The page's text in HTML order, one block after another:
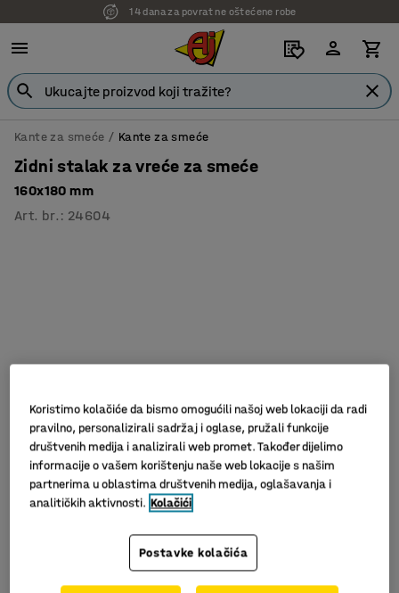
14 dana za povrat ne oštećene robe
7 godina garancije
Kante za smeće Kante za smeće
Zidni stalak za vreće za smeće
160x180 mm
Art. br. : 24604
Koristimo kolačiće da bismo omogućili našoj web lokaciji da radi
pravilno, personalizirali sadržaj i oglase, pružali funkcije
društvenih medija i analizirali web promet. Također dijelimo
informacije o vašem korištenju naše web lokacije s našim
partnerima u oblastima društvenih medija, oglašavanja i
analitičkih aktivnosti. Kolačići
Postavke kolačića